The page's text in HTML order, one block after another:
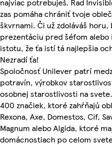
zas pomáha chrániť tvoje
škvrnami. Či už zdoláváš horu,
prezentáciu pred šéfom alebo
istotu, že ťa istí tá najlepšia
Nezradí ťa!
Spoločnosť Unilever patrí
potravín, výrobkov
osobnej starostlivosti na
400 značiek, ktoré zahŕňajú
Rexona, Axe, Domestos, Cif,
Magnum alebo Algida, ktoré
domácnostiach po celom